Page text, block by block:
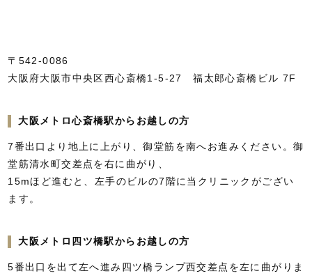
〒542-0086
大阪府大阪市中央区西心斎橋1-5-27 福太郎心斎橋ビル 7F
大阪メトロ心斎橋駅からお越しの方
7番出口より地上に上がり、御堂筋を南へお進みください。御
堂筋清水町交差点を右に曲がり、
15mほど進むと、左手のビルの7階に当クリニックがござい
ます。
大阪メトロ四ツ橋駅からお越しの方
5番出口を出て左へ進み四ツ橋ランプ西交差点を左に曲がりま